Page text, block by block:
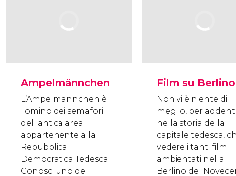
Ampelmännchen
L’Ampelmännchen è
l'omino dei semafori
dell'antica area
appartenente alla
Repubblica
Democratica Tedesca.
Conosci uno dei
Film su Berlino
Non vi è niente di
meglio, per
nella storia della
capitale tedesca,
vedere i tanti film
ambientati nella
Berlino del